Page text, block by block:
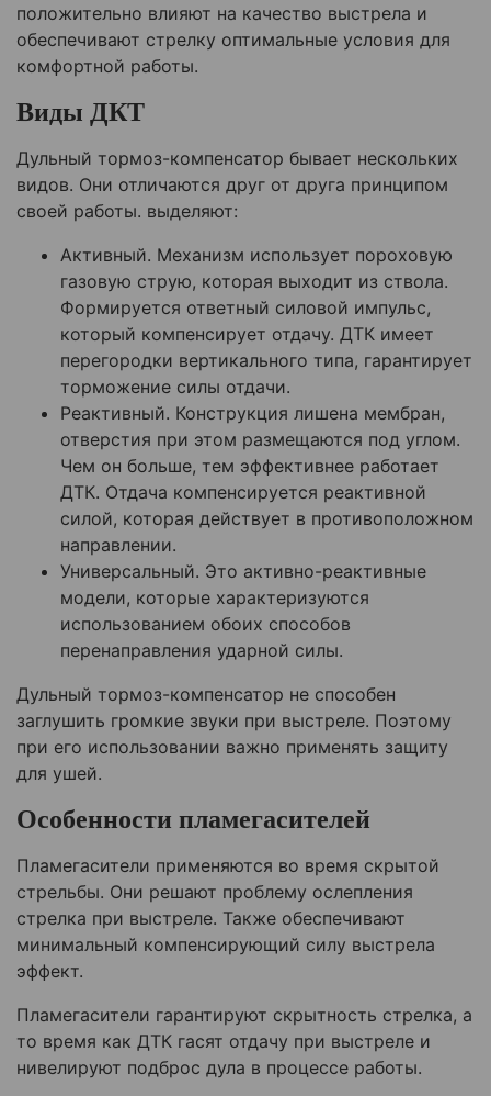
положительно влияют на качество выстрела и
обеспечивают стрелку оптимальные условия для
комфортной работы.
Виды ДКТ
Дульный тормоз-компенсатор бывает нескольких
видов. Они отличаются друг от друга принципом
своей работы. выделяют:
Активный. Механизм использует пороховую
газовую струю, которая выходит из ствола.
Формируется ответный силовой импульс,
который компенсирует отдачу. ДТК имеет
перегородки вертикального типа, гарантирует
торможение силы отдачи.
Реактивный. Конструкция лишена мембран,
отверстия при этом размещаются под углом.
Чем он больше, тем эффективнее работает
ДТК. Отдача компенсируется реактивной
силой, которая действует в противоположном
направлении.
Универсальный. Это активно-реактивные
модели, которые характеризуются
использованием обоих способов
перенаправления ударной силы.
Дульный тормоз-компенсатор не способен
заглушить громкие звуки при выстреле. Поэтому
при его использовании важно применять защиту
для ушей.
Особенности пламегасителей
Пламегасители применяются во время скрытой
стрельбы. Они решают проблему ослепления
стрелка при выстреле. Также обеспечивают
минимальный компенсирующий силу выстрела
эффект.
Пламегасители гарантируют скрытность стрелка, а
то время как ДТК гасят отдачу при выстреле и
нивелируют подброс дула в процессе работы.